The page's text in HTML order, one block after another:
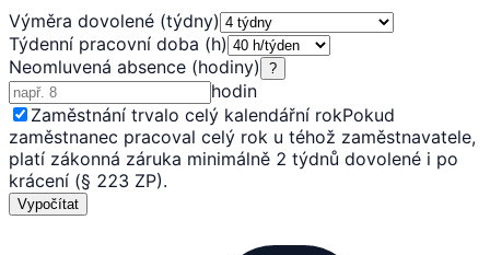
Výměra dovolené (týdny)
Týdenní pracovní doba (h)
Neomluvená absence (hodiny)
?
hodin
Zaměstnání trvalo celý kalendářní rokPokud
zaměstnanec pracoval celý rok u téhož zaměstnavatele,
platí zákonná záruka minimálně 2 týdnů dovolené i po
krácení (§ 223 ZP).
Vypočítat